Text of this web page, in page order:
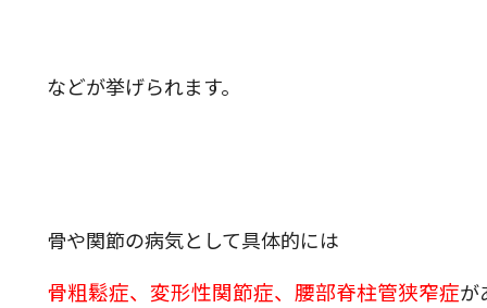
などが挙げられます。
骨や関節の病気として具体的には
骨粗鬆症、変形性関節症、腰部脊柱管狭窄症が